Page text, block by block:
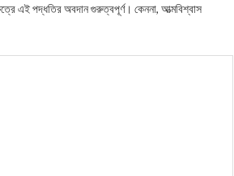
এই পদ্ধতির অবদান গুরুত্বপূর্ণ। কেননা, আত্মবিশ্বাস